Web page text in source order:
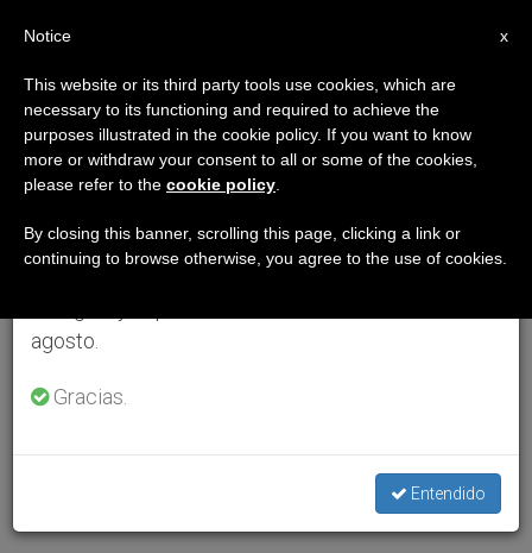
×
Aviso importante
Del 27 de julio al 7 de agosto haremos la pausa
anual, aprovechando que en el periodo de verano
se generan menos informaciones y también el
agosto.
Gracias.
Entendido
x
Notice
This website or its third party tools use cookies, which are
necessary to its functioning and required to achieve the
purposes illustrated in the cookie policy. If you want to know
more or withdraw your consent to all or some of the cookies,
please refer to the cookie policy
By closing this banner, scrolling this page, clicking a link or
continuing to browse otherwise, you agree to the use of cookies.